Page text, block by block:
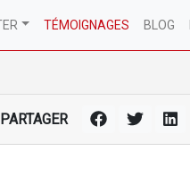
TÉMOIGNAGES BLOG
PARTAGER